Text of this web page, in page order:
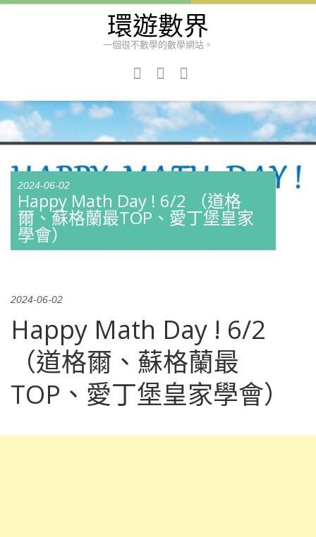
環遊數界
一個很不數學的數學網站。
2024-06-02
Happy Math Day ! 6/2 （道格
爾、蘇格蘭最TOP、愛丁堡皇家
學會）
2024-06-02
Happy Math Day ! 6/2
（道格爾、蘇格蘭最
TOP、愛丁堡皇家學會）